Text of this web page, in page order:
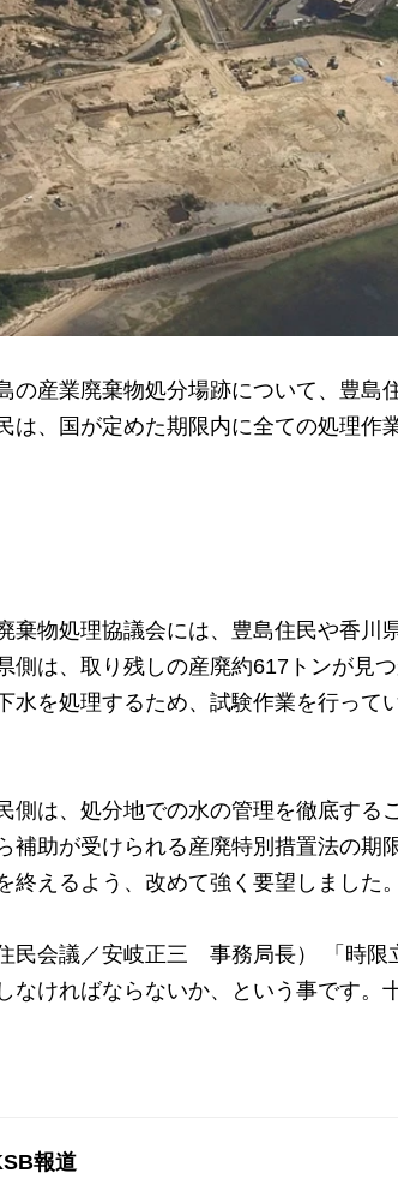
の産業廃棄物処分場跡について、豊島
は、国が定めた期限内に全ての処理作
物処理協議会には、豊島住民や香川
側は、取り残しの産廃約617トンが見
水を処理するため、試験作業を行って
は、処分地での水の管理を徹底する
補助が受けられる産廃特別措置法の期
終えるよう、改めて強く要望しました。
民会議／安岐正三 事務局長） 「時限
なければならないか、という事です。
報道